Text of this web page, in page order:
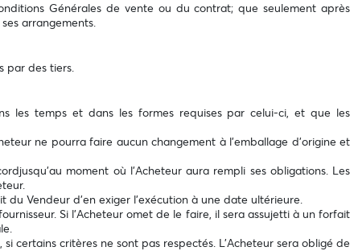
Générales de vente ou du contrat; que seulement après
arrangements.
par des tiers.
les temps et dans les formes requises par celui-ci, et que les
ne pourra faire aucun changement à l'emballage d'origine et
moment où l’Acheteur aura rempli ses obligations. Les
du Vendeur d'en exiger l'exécution à une date ultérieure.
Si l’Acheteur omet de le faire, il sera assujetti à un forfait
certains critères ne sont pas respectés. L’Acheteur sera obligé de